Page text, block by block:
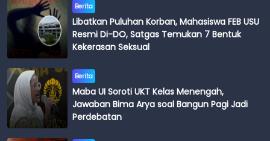
Berita
Libatkan Puluhan Korban, Mahasiswa FEB USU
Resmi Di-DO, Satgas Temukan 7 Bentuk
Kekerasan Seksual
Berita
Maba UI Soroti UKT Kelas Menengah,
Jawaban Bima Arya soal Bangun Pagi Jadi
Perdebatan